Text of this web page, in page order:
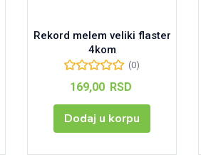
Rekord melem veliki flaster
4kom
(0)
169,00 RSD
Dodaj u korpu